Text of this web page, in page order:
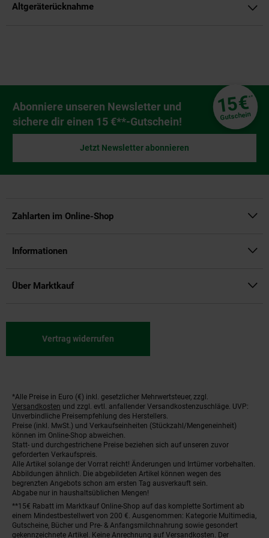
Altgeräterücknahme
Newsletter Anmeldung
Abonniere unseren Newsletter und
sichere dir einen 15 €**-Gutschein!
15€**
Gutschein
Jetzt Newsletter abonnieren
Zahlarten im Online-Shop
Informationen
Über Marktkauf
Vertrag widerrufen
Fußnoten
*Alle Preise in Euro (€) inkl. gesetzlicher Mehrwertsteuer, zzgl.
Versandkosten und zzgl. evtl. anfallender Versandkostenzuschläge. UVP:
Unverbindliche Preisempfehlung des Herstellers.
Preise (inkl. MwSt.) und Verkaufseinheiten (Stückzahl/Mengeneinheit)
können im Online-Shop abweichen.
Statt- und durchgestrichene Preise beziehen sich auf unseren zuvor
geforderten Verkaufspreis.
Alle Artikel solange der Vorrat reicht! Änderungen und Irrtümer vorbehalten.
Abbildungen ähnlich. Die abgebildeten Artikel können wegen des
begrenzten Angebots schon am ersten Tag ausverkauft sein.
Abgabe nur in haushaltsüblichen Mengen!
**15€ Rabatt im Marktkauf Online-Shop auf das komplette Sortiment ab
einem Mindestbestellwert von 200 €. Ausgenommen: Kategorie Multimedia,
Gutscheine, Bücher und Pre- & Anfangsmilchnahrung sowie gesondert
gekennzeichnete Artikel. Keine Anrechnung auf Versandkosten. Der